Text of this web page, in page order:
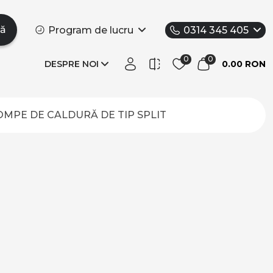
Program de lucru 0314 345 405
DESPRE NOI 0.00 RON
DE CALDURĂ DE TIP SPLIT